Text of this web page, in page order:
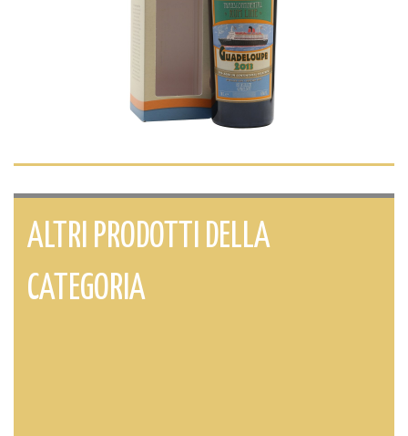
ALTRI PRODOTTI DELLA
CATEGORIA